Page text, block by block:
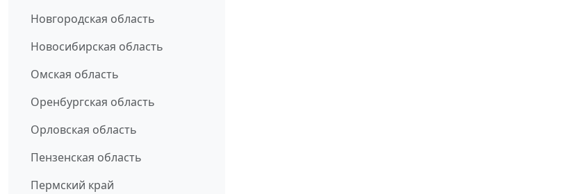
Новгородская область
Новосибирская область
Омская область
Оренбургская область
Орловская область
Пензенская область
Пермский край